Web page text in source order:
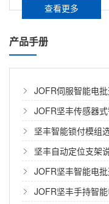
查看更多
产品手册
JOFR伺服智能电
JOFR坚丰传感器
坚丰智能锁付模组
坚丰自动定位支架
JOFR坚丰智能电
JOFR坚丰手持智
零。 正因如此，
整车零部件中最
在汽车座椅装配
在家电行业规模
与稳定性直接影
求的装配工位，
来的阵痛。...
在离散制造领域
质量直接决定产
工艺长期面临三
数据的不可追溯
自动锁螺丝机报
本文梳理自动锁
分，结合坚丰“手
备的透明报价逻